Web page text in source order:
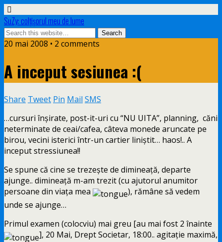
SuZy: colţişorul meu de lume
20 mai 2008 • 2 comments
A inceput sesiunea :(
Share Tweet Pin Mail SMS
…cursuri înşirate, post-it-uri cu “NU UITA”, planning, căni
neterminate de ceai/cafea, câteva monede aruncate pe
birou, vecini isterici într-un cartier liniştit… haos!.. A
inceput stressiunea!!
Se spune că cine se trezeşte de dimineaţă, departe
ajunge.. dimineaţă m-am trezit (cu ajutorul anumitor
persoane din viaţa mea
), rămâne să vedem
unde se ajunge…
Primul examen (colocviu) mai greu [au mai fost 2 înainte
], 20 Mai, Drept Societar, 18:00.. agitaţie maximă,